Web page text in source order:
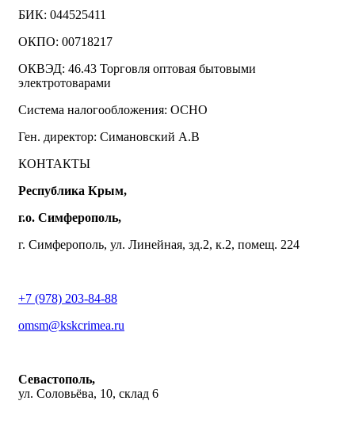
БИК: 044525411
ОКПО: 00718217
ОКВЭД: 46.43 Торговля оптовая бытовыми
электротоварами
Система налогообложения: ОСНО
Ген. директор: Симановский А.В
КОНТАКТЫ
Республика Крым,
г.о. Симферополь,
г. Симферополь, ул. Линейная, зд.2, к.2, помещ. 224
+7 (978) 203-84-88
omsm@kskcrimea.ru
Севастополь,
ул. Соловьёва, 10, склад 6